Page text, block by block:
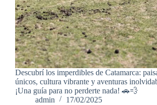
Descubrí los imperdibles de Catamarca:
únicos, cultura vibrante y aventuras
¡Una guía para no perderte nada! 🚗💨
admin
17/02/2025